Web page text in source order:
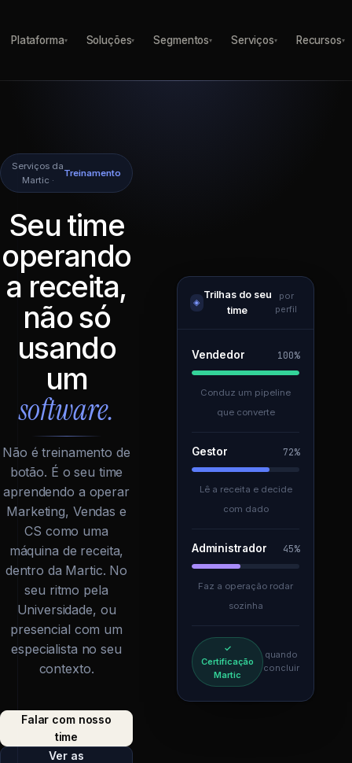
Plataforma▾ Soluções▾ Segmentos▾ Serviços▾ Recursos▾
Serviços da
Martic ·
Treinamento
Seu time
operando
a receita,
não só
usando
um
software.
Não é treinamento de
botão. É o seu time
aprendendo a operar
Marketing, Vendas e
CS como uma
máquina de receita,
dentro da Martic. No
seu ritmo pela
Universidade, ou
presencial com um
especialista no seu
contexto.
Falar com nosso
time
Ver as
◈
Trilhas do seu
time
por
perfil
Vendedor 100%
Conduz um pipeline
que converte
Gestor 72%
Lê a receita e decide
com dado
Administrador 45%
Faz a operação rodar
sozinha
✓
Certificação
Martic
quando
concluir